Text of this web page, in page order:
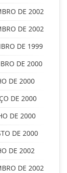
DE 2002
DE 2002
DE 1999
DE 2000
DE 2000
DE 2000
DE 2000
DE 2000
DE 2002
DE 2002